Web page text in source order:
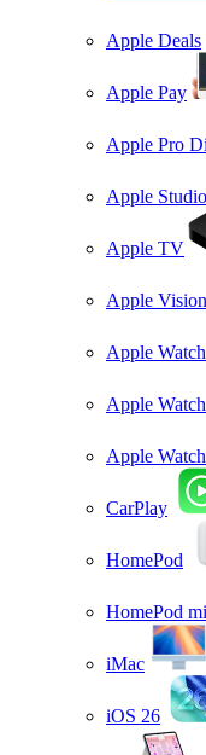
Apple Deals
Apple Pay
Apple Pro
Apple
Apple TV
Apple
Apple Watch
Apple
Apple
CarPlay
HomePod
HomePod
iMac
iOS 26